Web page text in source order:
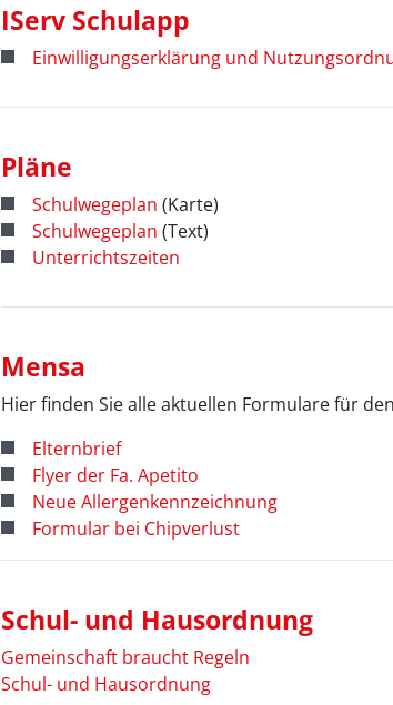
IServ Schulapp
Einwilligungserklärung und
Pläne
Schulwegeplan (Karte)
Schulwegeplan (Text)
Unterrichtszeiten
Mensa
Hier finden Sie alle aktuellen Formulare für
Elternbrief
Flyer der Fa. Apetito
Neue Allergenkennzeichnung
Formular bei Chipverlust
Schul- und Hausordnung
Gemeinschaft braucht Regeln
Schul- und Hausordnung